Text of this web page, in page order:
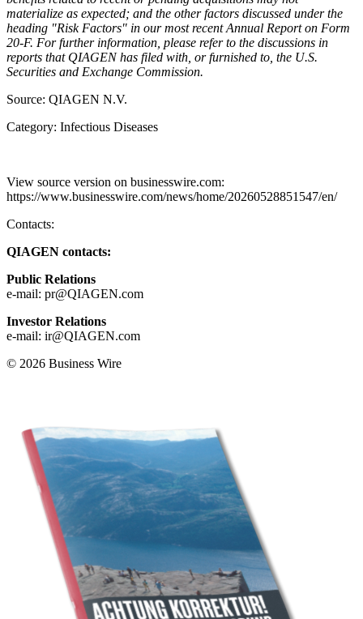
materialize as expected; and the other factors discussed under the
heading "Risk Factors" in our most recent Annual Report on Form
20-F. For further information, please refer to the discussions in
reports that QIAGEN has filed with, or furnished to, the U.S.
Securities and Exchange Commission.
Source: QIAGEN N.V.
Category: Infectious Diseases
View source version on businesswire.com:
https://www.businesswire.com/news/home/20260528851547/en/
Contacts:
QIAGEN contacts:
Public Relations
e-mail: pr@QIAGEN.com
Investor Relations
e-mail: ir@QIAGEN.com
© 2026 Business Wire